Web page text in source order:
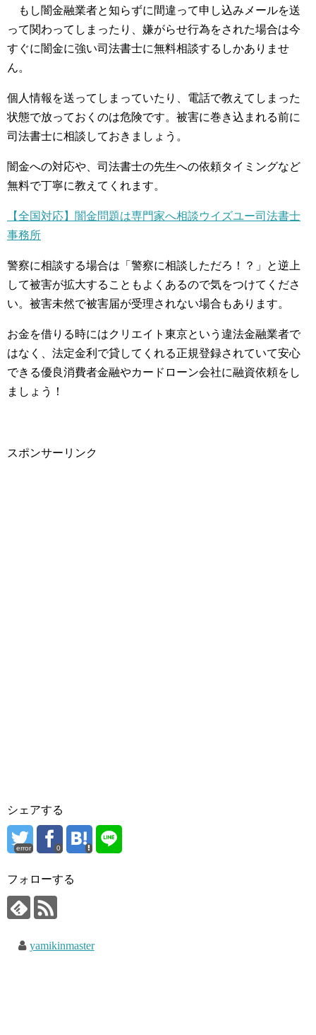
もし闇金融業者と知らずに間違って申し込みメールを送
って関わってしまったり、嫌がらせ行為をされた場合は今
すぐに闇金に強い司法書士に無料相談するしかありませ
ん。
個人情報を送ってしまっていたり、電話で教えてしまった
状態で放っておくのは危険です。被害に巻き込まれる前に
司法書士に相談しておきましょう。
闇金への対応や、司法書士の先生への依頼タイミングなど
無料で丁寧に教えてくれます。
【全国対応】闇金問題は専門家へ相談ウイズユー司法書士
事務所
警察に相談する場合は「警察に相談しただろ！？」と逆上
して被害が拡大することもよくあるので気をつけてくださ
い。被害未然で被害届が受理されない場合もあります。
お金を借りる時にはクリエイト東京という違法金融業者で
はなく、法定金利で貸してくれる正規登録されていて安心
できる優良消費者金融やカードローン会社に融資依頼をし
ましょう！
スポンサーリンク
シェアする
error 0
フォローする
yamikinmaster